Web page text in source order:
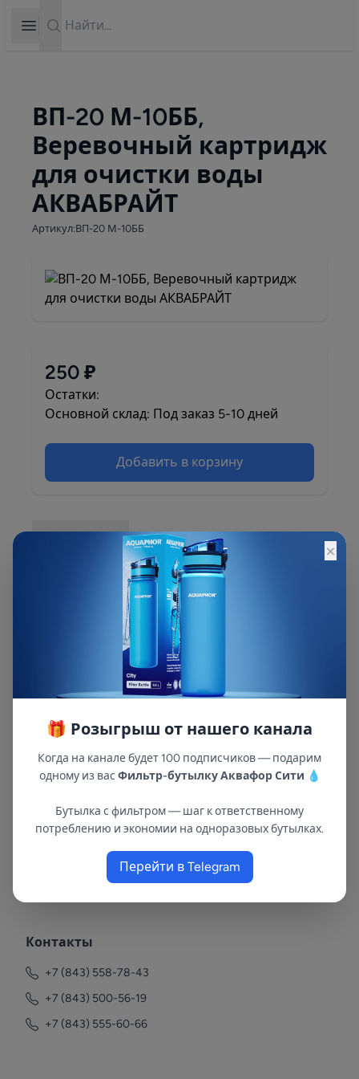
Open sidebar
ВП-20 М-10ББ,
Веревочный картридж
для очистки воды
АКВАБРАЙТ
Артикул:ВП-20 М-10ББ
250 ₽
Остатки:
Основной склад: Под заказ 5-10 дней
Добавить в корзину
Картридж АКВАБРАЙТ ВП изготовлен из
веревочного полипропилена с пищевым
допуском. Предназначен для механической
очистки воды от песка, грязи и ржавчины.
Рекомендуется для предварительной очистки
В республиках Татарстан и Марий Эл
Контакты
+7 (843) 558-78-43
+7 (843) 500-56-19
+7 (843) 555-60-66
×
🎁 Розыгрыш от нашего канала
Когда на канале будет 100 подписчиков — подарим
одному из вас Фильтр-бутылку Аквафор Сити 💧
Бутылка с фильтром — шаг к ответственному
потреблению и экономии на одноразовых бутылках.
Перейти в Telegram